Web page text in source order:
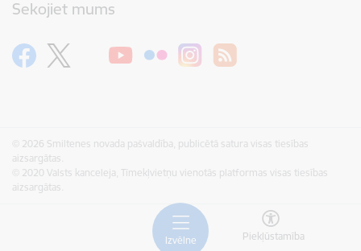
Izvēlne Piekļūstamība
Sekojiet mums
© 2026 Smiltenes novada pašvaldība, publicētā satura visas tiesības
aizsargātas.
© 2020 Valsts kanceleja, Tīmekļvietņu vienotās platformas visas tiesības
aizsargātas.